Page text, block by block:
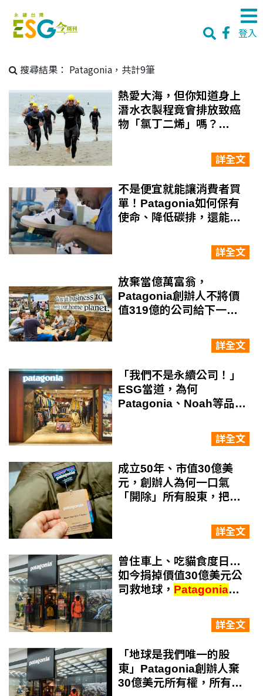
登入
搜尋結果： Patagonia，共計9筆
熱愛大海，但你知道身上
潛水衣製程竟會排放致癌
物「氯丁二烯」嗎？
詳全文
不是便宜就能讓消費者買
單！Patagonia如何保有
使命、降低碳排，還能賺
詳全文
放棄當億萬富翁，
Patagonia創辦人不將價
值319億的公司給下一
他現在過得好嗎？品牌仍
能獲利且有影響力嗎？
詳全文
「我們不是永續公司！」
ESG當道，為何
Patagonia、Noah等品牌
詳全文
成立50年、市值30億美
元，創辦人為何一口氣
「開除」所有股東，把公
詳全文
曾住車上、吃貓食度日…
如今捐掉價值30億美元公
司救地球， Patagonia創
詳全文
「地球是我們唯一的股
東」Patagonia創辦人棄
30億美元所有權，所有盈